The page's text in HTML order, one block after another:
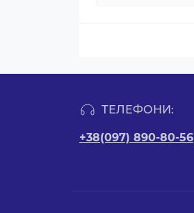
ТЕЛЕФОНИ:
+38(097) 890-80-56